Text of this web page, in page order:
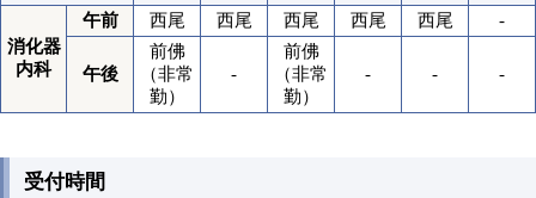
消化器
内科
午前 西尾 西尾 西尾 西尾 西尾 -
午後
前佛
（非常
勤）
-
前佛
（非常
勤）
- - -
受付時間